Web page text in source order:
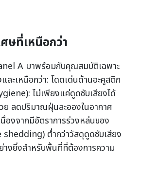
ที่เหนือกว่า
A มาพร้อมกับคุณสมบัติเฉพาะ
ละเหนือกว่า:โดดเด่นด้านอะคูสติก
ไม่เพียงแค่ดูดซับเสียงได้
ย ลดปริมาณฝุ่นละอองในอากาศ
องจากมีอัตราการร่วงหล่นของ
ต่ำกว่าวัสดุดูดซับเสียง
างยิ่งสำหรับพื้นที่ที่ต้องการความ